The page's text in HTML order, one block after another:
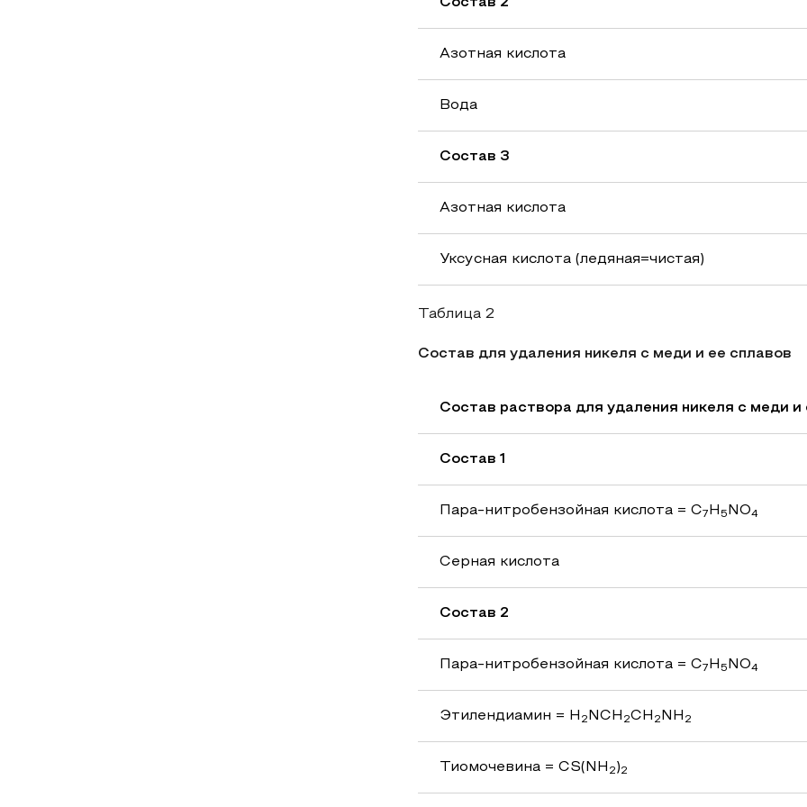
Состав 2
Азотная кислота
Вода
Состав 3
Азотная кислота
Уксусная кислота (ледяная=чистая)
Таблица 2
Состав для удаления никеля с меди и ее сплавов
Состав раствора для удаления никеля с меди и
Состав 1
Пара-нитробензойная кислота = C 7 H 5 NO4
Серная кислота
Состав 2
Пара-нитробензойная кислота = C 7 H 5 NO4
Этилендиамин = H 2 NCH 2CH 2 NH 2
Тиомочевина = CS(NH 2 ) 2